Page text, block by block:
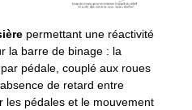
permettant une réactivité
la barre de binage : la
pédale, couplé aux roues
de retard entre
les pédales et le mouvement